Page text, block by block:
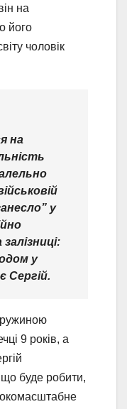
на
його
чоловік
на
у
у
Сергій.
9 років, а
буде робити,